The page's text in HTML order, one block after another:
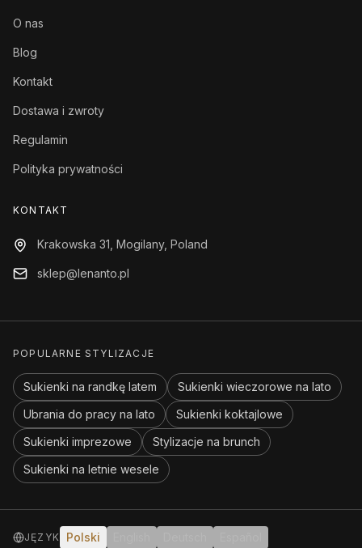
O nas
Blog
Kontakt
Dostawa i zwroty
Regulamin
Polityka prywatności
KONTAKT
Krakowska 31, Mogilany, Poland
sklep@lenanto.pl
POPULARNE STYLIZACJE
Sukienki na randkę latem
Sukienki wieczorowe na lato
Ubrania do pracy na lato
Sukienki koktajlowe
Sukienki imprezowe
Stylizacje na brunch
Sukienki na letnie wesele
JĘZYK Polski